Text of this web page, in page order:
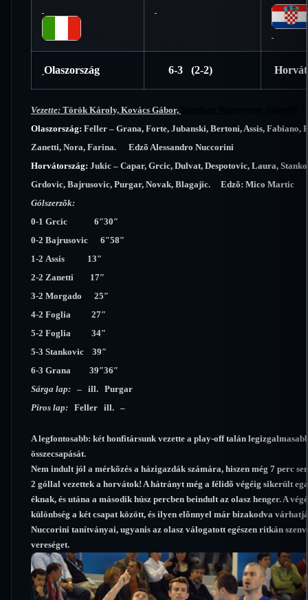
Olaszország 6-3 (2-2)
Vezette: Török Károly, Kovács Gábor,
Olaszország: Feller – Grana, Forte, Jubanski, Bertoni, Assis, Fabiano,
Zanetti, Nora, Farina. Edzõ Alessandro Nuccorini
Horvátország: Jukic – Capar, Grcic, Dulvat, Despotovic, Laura,
Grdovic, Bajrusovic, Purgar, Novak, Blagajic. Edzõ: Mico Martic
Gólszerzõk:
0-1 Grcic 6″30″
0-2 Bajrusovic 6″58″
1-2 Assis 13″
2-2 Zanetti 17″
3-2 Morgado 25″
4-2 Foglia 27″
5-2 Foglia 34″
5-3 Stankovic 39″
6-3 Grana 39″36″
Sárga lap: – ill. Purgar
Piros lap: Feller ill. –
A legfontosabb: két honfitársunk vezette a play-off talán
összecsapását.
Nem indult jól a mérkõzés a házigazdák számára, hiszen még 7 perc
2 góllal vezettek a horvátok! A hátrányt még a félidõ végéig sikerült
éknak, és utána a második húsz percben beindult az olasz henger. A
különbség a két csapat között, és ilyen elõnnyel már bizakodva
Nuccorini tanítványai, ugyanis az olasz válogatott egészen ritkán
vereséget.